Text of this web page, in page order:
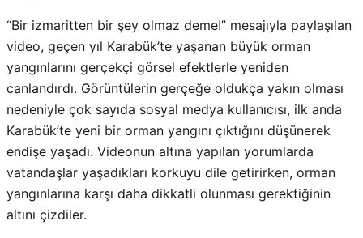
“Bir izmaritten bir şey olmaz deme!” mesajıyla paylaşılan
video, geçen yıl Karabük’te yaşanan büyük orman
yangınlarını gerçekçi görsel efektlerle yeniden
canlandırdı. Görüntülerin gerçeğe oldukça yakın olması
nedeniyle çok sayıda sosyal medya kullanıcısı, ilk anda
Karabük’te yeni bir orman yangını çıktığını düşünerek
endişe yaşadı. Videonun altına yapılan yorumlarda
vatandaşlar yaşadıkları korkuyu dile getirirken, orman
yangınlarına karşı daha dikkatli olunması gerektiğinin
altını çizdiler.